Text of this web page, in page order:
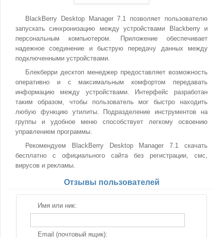
BlackBerry Desktop Manager 7.1 позволяет пользователю
запускать синхронизацию между устройствами Blackberry и
персональным компьютером. Приложение обеспечивает
надежное соединение и быструю передачу данных между
подключенными устройствами.
Блекберри десктоп менеджер предоставляет возможность
оперативно и с максимальным комфортом передавать
информацию между устройствами. Интерфейс разработан
таким образом, чтобы пользователь мог быстро находить
любую функцию утилиты. Подразделение инструментов на
группы и удобное меню способствует легкому освоению
управлением программы.
Рекомендуем BlackBerry Desktop Manager 7.1 скачать
бесплатно с официального сайта без регистрации, смс,
вирусов и рекламы.
Отзывы пользователей
Имя или ник:
Email (почтовый ящик):